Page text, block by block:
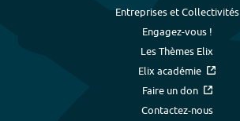
Entreprises et Collectivités
Engagez-vous !
Les Thèmes Elix
Elix académie
Faire un don
Contactez-nous